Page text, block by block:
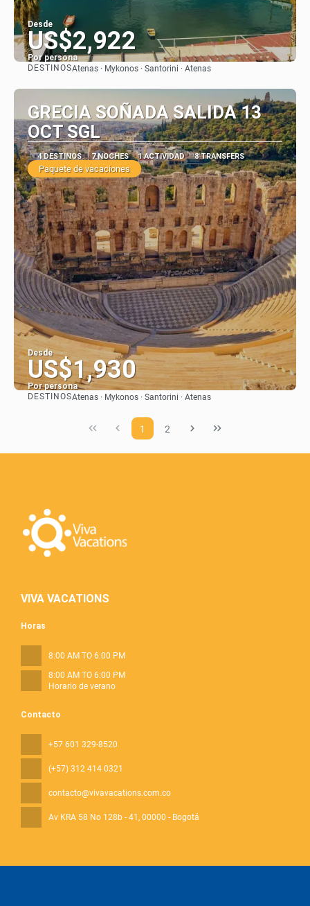
Desde
US$2,922
Por persona
DESTINOSAtenas · Mykonos · Santorini · Atenas
GRECIA SOÑADA SALIDA 13
OCT SGL
4 DESTINOS 7 NOCHES 1 ACTIVIDAD 8 TRANSFERS
Paquete de vacaciones
Desde
US$1,930
Por persona
DESTINOSAtenas · Mykonos · Santorini · Atenas
1 2
VIVA VACATIONS
Contacto
+57 601 329-8520
(+57) 312 414 0321
contacto@vivavacations.com.co
Av KRA 58 No 128b - 41 , 00000 - Bogotá
Horas
8:00 AM TO 6:00 PM
8:00 AM TO 6:00 PM
Horario de verano